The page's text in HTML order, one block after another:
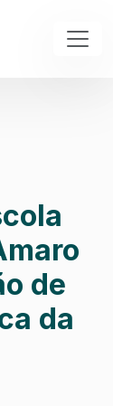
de
da